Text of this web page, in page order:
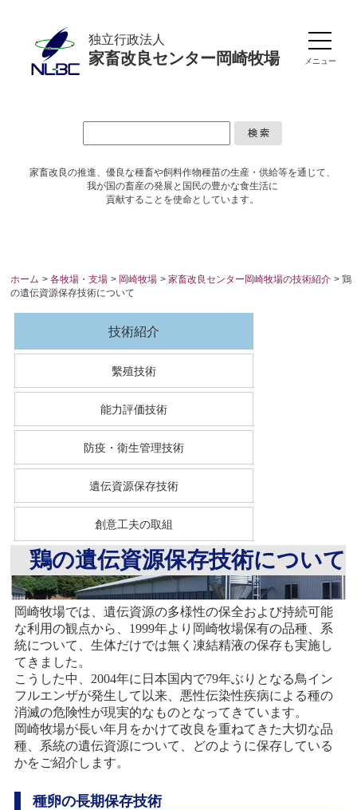
独立行政法人
家畜改良センター岡崎牧場 メニュー
家畜改良の推進、優良な種畜や飼料作物種苗の生産・供給等を通じて、
我が国の畜産の発展と国民の豊かな食生活に
貢献することを使命としています。
ホーム >各牧場・支場 > 岡崎牧場 >家畜改良センター岡崎牧場の技術紹介 > 鶏
の遺伝資源保存技術について
技術紹介
繫殖技術
能力評価技術
防疫・衛生管理技術
遺伝資源保存技術
創意工夫の取組
鶏の遺伝資源保存技術について
岡崎牧場では、遺伝資源の多様性の保全および持続可能
な利用の観点から、1999年より岡崎牧場保有の品種、系
統について、生体だけでは無く凍結精液の保存も実施し
てきました。
こうした中、2004年に日本国内で79年ぶりとなる鳥イン
フルエンザが発生して以来、悪性伝染性疾病による種の
消滅の危険性が現実的なものとなってきています。
岡崎牧場が長い年月をかけて改良を重ねてきた大切な品
種、系統の遺伝資源について、どのように保存している
かをご紹介します。
種卵の長期保存技術